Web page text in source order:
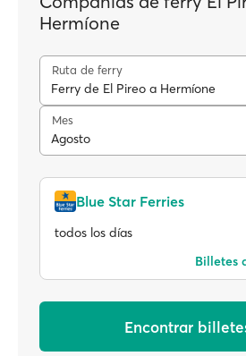
Hermíone
Ruta de ferry
Ferry de El Pireo a Hermíone
Mes
Agosto
Blue Star Ferries
todos los días
Billetes
Encontrar